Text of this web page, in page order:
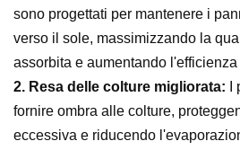
sono progettati per mantenere i
verso il sole, massimizzando la
assorbita e aumentando
2. Resa delle colture migliorata:
fornire ombra alle colture,
eccessiva e riducendo